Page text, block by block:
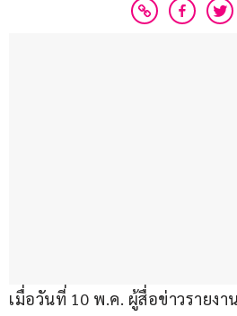
เมื่อวันที่ 10 พ.ค. ผู้สื่อข่าวรายง